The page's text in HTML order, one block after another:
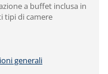
a buffet inclusa in
tipi di camere
generali